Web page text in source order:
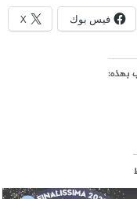
فيس بوك X
بهذه: